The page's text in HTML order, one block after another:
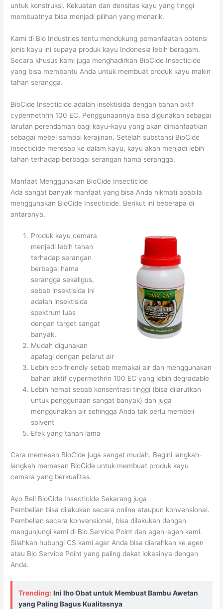
untuk konstruksi. Kekuatan dan densitas kayu yang tinggi
membuatnya bisa menjadi pilihan yang menarik.
Kami di Bio Industries tentu mendukung pemanfaatan potensi
jenis kayu ini supaya produk kayu Indonesia lebih beragam.
Secara khusus kami juga menghadirkan BioCide Insecticide
yang bisa membantu Anda untuk membuat produk kayu makin
tahan serangga.
BioCide Insecticide adalah insektisida dengan bahan aktif
cypermethrin 100 EC. Penggunaannya bisa digunakan sebagai
larutan perendaman bagi kayu-kayu yang akan dimanfaatkan
sebagai mebel sampai kerajinan. Setelah substansi BioCide
Insecticide meresap ke dalam kayu, kayu akan menjadi lebih
tahan terhadap berbagai serangan hama serangga.
Manfaat Menggunakan BioCide Insecticide
Ada sangat banyak manfaat yang bisa Anda nikmati apabila
menggunakan BioCide Insecticide. Berikut ini beberapa di
antaranya.
Produk kayu cemara
menjadi lebih tahan
terhadap serangan
berbagai hama
serangga sekaligus,
sebab insektisida ini
adalah insektisida
spektrum luas
dengan target sangat
banyak.
Mudah digunakan
apalagi dengan pelarut air
Lebih eco friendly sebab memakai air dan menggunakan
bahan aktif cypermethrin 100 EC yang lebih degradable
Lebih hemat sebab konsentrasi tinggi (bisa dilarutkan
untuk penggunaan sangat banyak) dan juga
menggunakan air sehingga Anda tak perlu membeli
solvent
Efek yang tahan lama
Cara memesan BioCide juga sangat mudah. Begini langkah-
langkah memesan BioCide untuk membuat produk kayu
cemara yang berkualitas.
Ayo Beli BioCide Insecticide Sekarang juga
Pembelian bisa dilakukan secara online ataupun konvensional.
Pembelian secara konvensional, bisa dilakukan dengan
mengunjungi kami di Bio Service Point dan agen-agen kami.
Silahkan hubungi CS kami agar Anda bisa diarahkan ke agen
atau Bio Service Point yang paling dekat lokasinya dengan
Anda.
Trending: Ini lho Obat untuk Membuat Bambu Awetan
yang Paling Bagus Kualitasnya